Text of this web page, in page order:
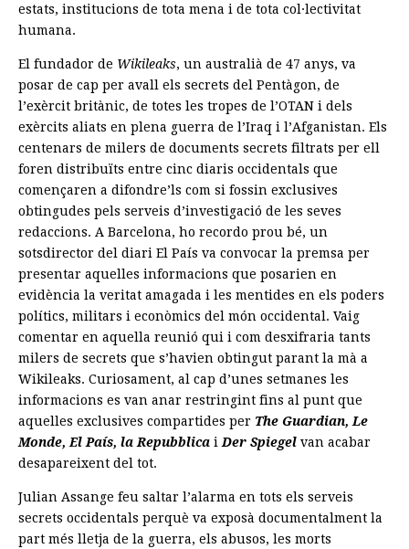
estats, institucions de tota mena i de tota col·lectivitat
humana.
El fundador de Wikileaks, un australià de 47 anys, va
posar de cap per avall els secrets del Pentàgon, de
l’exèrcit britànic, de totes les tropes de l’OTAN i dels
exèrcits aliats en plena guerra de l’Iraq i l’Afganistan. Els
centenars de milers de documents secrets filtrats per ell
foren distribuïts entre cinc diaris occidentals que
començaren a difondre’ls com si fossin exclusives
obtingudes pels serveis d’investigació de les seves
redaccions. A Barcelona, ho recordo prou bé, un
sotsdirector del diari El País va convocar la premsa per
presentar aquelles informacions que posarien en
evidència la veritat amagada i les mentides en els poders
polítics, militars i econòmics del món occidental. Vaig
comentar en aquella reunió qui i com desxifraria tants
milers de secrets que s’havien obtingut parant la mà a
Wikileaks. Curiosament, al cap d’unes setmanes les
informacions es van anar restringint fins al punt que
aquelles exclusives compartides per The Guardian, Le
Monde, El País, la Repubblica i Der Spiegel van acabar
desapareixent del tot.
Julian Assange feu saltar l’alarma en tots els serveis
secrets occidentals perquè va exposà documentalment la
part més lletja de la guerra, els abusos, les morts